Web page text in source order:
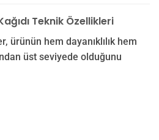
Teknik Özellikleri
ürünün hem dayanıklılık hem
üst seviyede olduğunu